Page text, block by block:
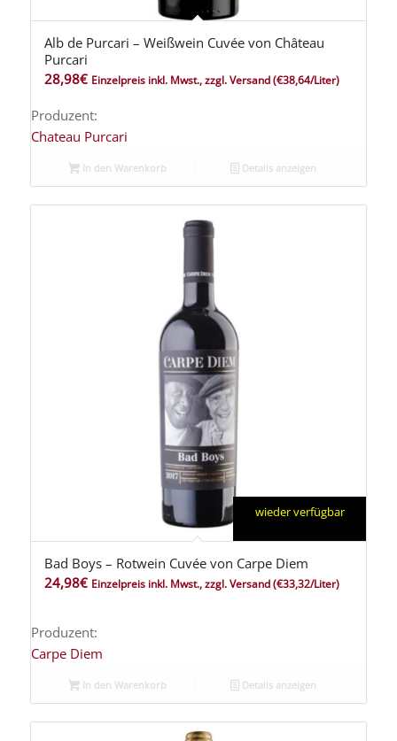
5.00
Alb de Purcari – Weißwein Cuvée von Château
Purcari
28,98€ Einzelpreis inkl. Mwst., zzgl. Versand(€38,64/Liter)
Produzent:
Chateau Purcari
In den Warenkorb Details anzeigen
wieder verfügbar
Bad Boys – Rotwein Cuvée von Carpe Diem
24,98€ Einzelpreis inkl. Mwst., zzgl. Versand(€33,32/Liter)
Produzent:
Carpe Diem
In den Warenkorb Details anzeigen